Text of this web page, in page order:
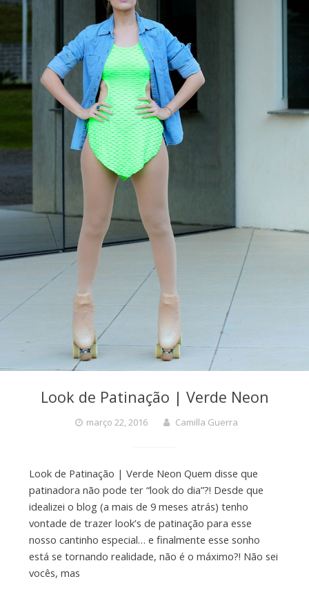
Look de Patinação | Verde Neon
março 22, 2016 Camilla Guerra
Look de Patinação | Verde Neon Quem disse que
patinadora não pode ter “look do dia”?! Desde que
idealizei o blog (a mais de 9 meses atrás) tenho
vontade de trazer look’s de patinação para esse
nosso cantinho especial… e finalmente esse sonho
está se tornando realidade, não é o máximo?! Não sei
vocês, mas